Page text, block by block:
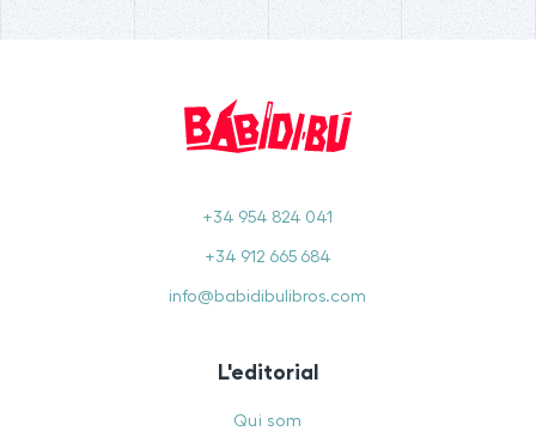
+34 954 824 041
+34 912 665 684
info@babidibulibros.com
L'editorial
Qui som